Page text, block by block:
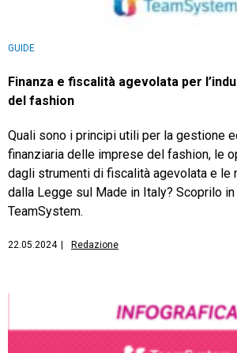
GUIDE
Finanza e fiscalità agevolata per
del fashion
Quali sono i principi utili per la gestione
finanziaria delle imprese del fashion, le
dagli strumenti di fiscalità agevolata e le
dalla Legge sul Made in Italy? Scoprilo
TeamSystem.
22.05.2024 Redazione